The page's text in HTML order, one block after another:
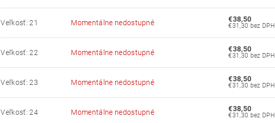
Veľkosť: 21 Momentálne nedostupné €38,50
€31,30 bez DPH
Veľkosť: 22 Momentálne nedostupné €38,50
€31,30 bez DPH
Veľkosť: 23 Momentálne nedostupné €38,50
€31,30 bez DPH
Veľkosť: 24 Momentálne nedostupné €38,50
€31,30 bez DPH